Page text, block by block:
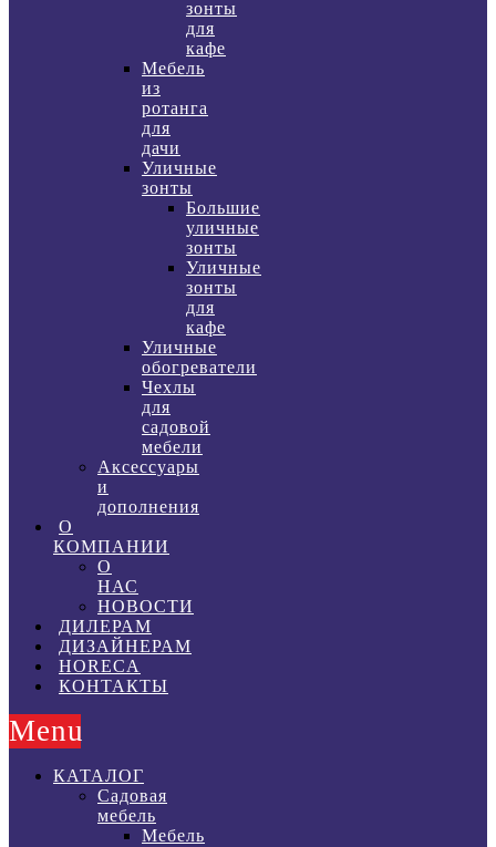
зонты
для
кафе
Мебель
из
ротанга
для
дачи
Уличные
зонты
Большие
уличные
зонты
Уличные
зонты
для
кафе
Уличные
обогреватели
Чехлы
для
садовой
мебели
Аксессуары
и
дополнения
О
КОМПАНИИ
О
НАС
НОВОСТИ
ДИЛЕРАМ
ДИЗАЙНЕРАМ
HORECA
КОНТАКТЫ
Menu
КАТАЛОГ
Садовая
мебель
Мебель